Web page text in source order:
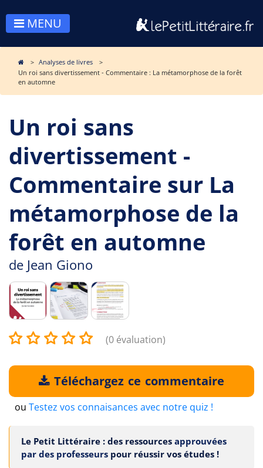
MENU
Analyses de livres
Un roi sans divertissement - Commentaire : La métamorphose de la forêt
en automne
Un roi sans
divertissement -
Commentaire sur La
métamorphose de la
forêt en automne
de Jean Giono
(0 évaluation)
Téléchargez ce commentaire
ou Testez vos connaisances avec notre quiz !
Le Petit Littéraire : des ressources approuvées
par des professeurs pour réussir vos études !